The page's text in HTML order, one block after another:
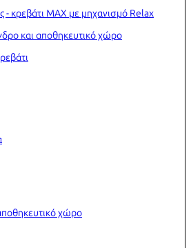
- κρεβάτι MAX με μηχανισμό Relax
και αποθηκευτικό χώρο
χώρο